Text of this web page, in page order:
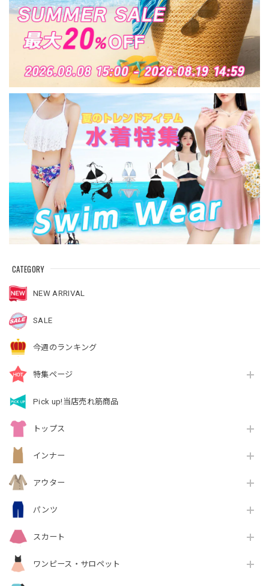
CATEGORY
NEW ARRIVAL
SALE
今週のランキング
特集ページ
Pick up!当店売れ筋商品
トップス
インナー
アウター
パンツ
スカート
ワンピース・サロペット